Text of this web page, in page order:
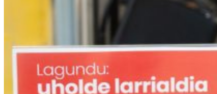
Cooperativa
Somos por y para las personas. Descubre